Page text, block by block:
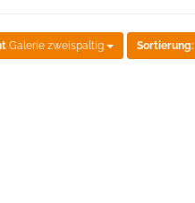
Galerie zweispaltig Sortierung: